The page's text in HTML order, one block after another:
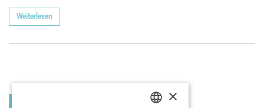
Weiterlesen
×